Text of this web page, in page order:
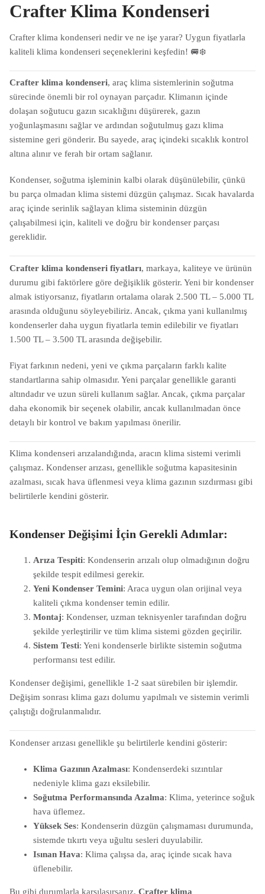
Crafter Klima Kondenseri
Crafter klima kondenseri nedir ve ne işe yarar? Uygun fiyatlarla
kaliteli klima kondenseri seçeneklerini keşfedin! 🚐❄️
Crafter klima kondenseri, araç klima sistemlerinin soğutma
sürecinde önemli bir rol oynayan parçadır. Klimanın içinde
dolaşan soğutucu gazın sıcaklığını düşürerek, gazın
yoğunlaşmasını sağlar ve ardından soğutulmuş gazı klima
sistemine geri gönderir. Bu sayede, araç içindeki sıcaklık kontrol
altına alınır ve ferah bir ortam sağlanır.
Kondenser, soğutma işleminin kalbi olarak düşünülebilir, çünkü
bu parça olmadan klima sistemi düzgün çalışmaz. Sıcak havalarda
araç içinde serinlik sağlayan klima sisteminin düzgün
çalışabilmesi için, kaliteli ve doğru bir kondenser parçası
gereklidir.
Crafter klima kondenseri fiyatları, markaya, kaliteye ve ürünün
durumu gibi faktörlere göre değişiklik gösterir. Yeni bir kondenser
almak istiyorsanız, fiyatların ortalama olarak 2.500 TL – 5.000 TL
arasında olduğunu söyleyebiliriz. Ancak, çıkma yani kullanılmış
kondenserler daha uygun fiyatlarla temin edilebilir ve fiyatları
1.500 TL – 3.500 TL arasında değişebilir.
Fiyat farkının nedeni, yeni ve çıkma parçaların farklı kalite
standartlarına sahip olmasıdır. Yeni parçalar genellikle garanti
altındadır ve uzun süreli kullanım sağlar. Ancak, çıkma parçalar
daha ekonomik bir seçenek olabilir, ancak kullanılmadan önce
detaylı bir kontrol ve bakım yapılması önerilir.
Klima kondenseri arızalandığında, aracın klima sistemi verimli
çalışmaz. Kondenser arızası, genellikle soğutma kapasitesinin
azalması, sıcak hava üflenmesi veya klima gazının sızdırması gibi
belirtilerle kendini gösterir.
Kondenser Değişimi İçin Gerekli Adımlar:
Arıza Tespiti: Kondenserin arızalı olup olmadığının doğru
şekilde tespit edilmesi gerekir.
Yeni Kondenser Temini: Araca uygun olan orijinal veya
kaliteli çıkma kondenser temin edilir.
Montaj: Kondenser, uzman teknisyenler tarafından doğru
şekilde yerleştirilir ve tüm klima sistemi gözden geçirilir.
Sistem Testi: Yeni kondenserle birlikte sistemin soğutma
performansı test edilir.
Kondenser değişimi, genellikle 1-2 saat sürebilen bir işlemdir.
Değişim sonrası klima gazı dolumu yapılmalı ve sistemin verimli
çalıştığı doğrulanmalıdır.
Kondenser arızası genellikle şu belirtilerle kendini gösterir:
Klima Gazının Azalması: Kondenserdeki sızıntılar
nedeniyle klima gazı eksilebilir.
Soğutma Performansında Azalma: Klima, yeterince soğuk
hava üflemez.
Yüksek Ses: Kondenserin düzgün çalışmaması durumunda,
sistemde tıkırtı veya uğultu sesleri duyulabilir.
Isınan Hava: Klima çalışsa da, araç içinde sıcak hava
üflenebilir.
Bu gibi durumlarla karşılaşırsanız, Crafter klima